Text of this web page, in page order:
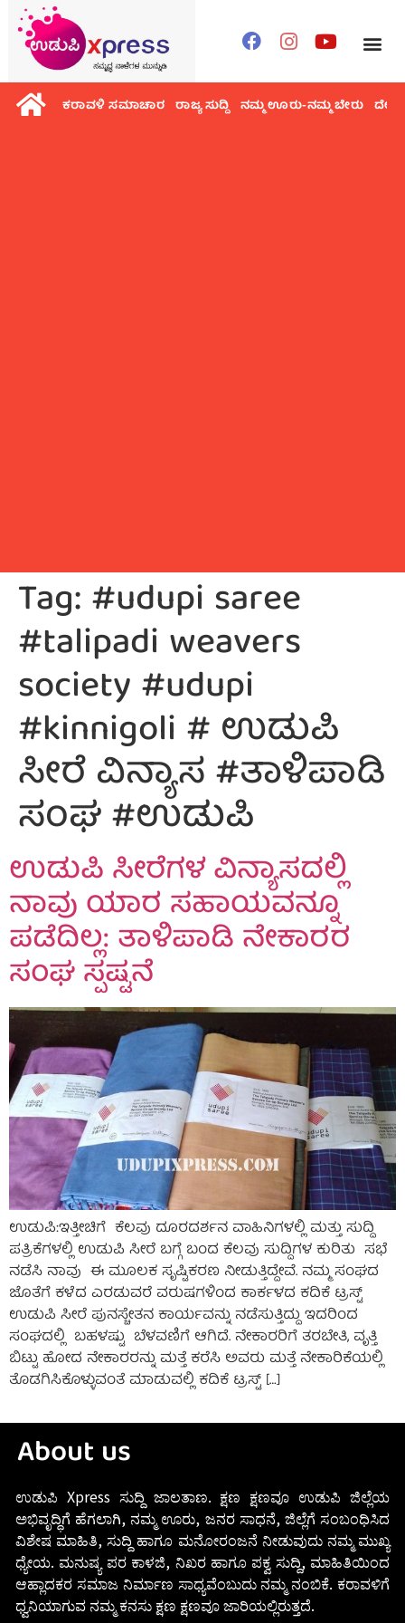
ಕರಾವಳಿ ಸಮಾಚಾರ ರಾಜ್ಯ ಸುದ್ದಿ ನಮ್ಮ ಊರು-ನಮ್ಮ ಬೇರು ದೇಶ
Tag:#udupi saree
#talipadi weavers
society #udupi
#kinnigoli # ಉಡುಪಿ
ಸೀರೆ ವಿನ್ಯಾಸ #ತಾಳಿಪಾಡಿ
ಸಂಘ #ಉಡುಪಿ
ಉಡುಪಿ ಸೀರೆಗಳ ವಿನ್ಯಾಸದಲ್ಲಿ
ನಾವು ಯಾರ ಸಹಾಯವನ್ನೂ
ಪಡೆದಿಲ್ಲ: ತಾಳಿಪಾಡಿ ನೇಕಾರರ
ಸಂಘ ಸ್ಪಷ್ಟನೆ
ಉಡುಪಿ:ಇತ್ತೀಚಿಗೆ ಕೆಲವು ದೂರದರ್ಶನ ವಾಹಿನಿಗಳಲ್ಲಿ ಮತ್ತು ಸುದ್ದಿ
ಪತ್ರಿಕೆಗಳಲ್ಲಿ ಉಡುಪಿ ಸೀರೆ ಬಗ್ಗೆ ಬಂದ ಕೆಲವು ಸುದ್ದಿಗಳ ಕುರಿತು ಸಭೆ
ನಡೆಸಿ ನಾವು ಈ ಮೂಲಕ ಸೃಷ್ಟಿಕರಣ ನೀಡುತ್ತಿದ್ದೇವೆ. ನಮ್ಮ ಸಂಘದ
ಜೊತೆಗೆ ಕಳೆದ ಎರಡುವರೆ ವರುಷಗಳಿಂದ ಕಾರ್ಕಳದ ಕದಿಕೆ ಟ್ರಸ್ಟ್
ಉಡುಪಿ ಸೀರೆ ಪುನಸ್ಚೇತನ ಕಾರ್ಯವನ್ನು ನಡೆಸುತ್ತಿದ್ದು ಇದರಿಂದ
ಸಂಘದಲ್ಲಿ ಬಹಳಷ್ಟು ಬೆಳವಣಿಗೆ ಆಗಿದೆ. ನೇಕಾರರಿಗೆ ತರಬೇತಿ, ವೃತ್ತಿ
ಬಿಟ್ಟು ಹೋದ ನೇಕಾರರನ್ನು ಮತ್ತೆ ಕರೆಸಿ ಅವರು ಮತ್ತೆ ನೇಕಾರಿಕೆಯಲ್ಲಿ
ತೊಡಗಿಸಿಕೊಳ್ಳುವಂತೆ ಮಾಡುವಲ್ಲಿ ಕದಿಕೆ ಟ್ರಸ್ಟ್ […]
About us
ಉಡುಪಿ Xpress ಸುದ್ದಿ ಜಾಲತಾಣ. ಕ್ಷಣ ಕ್ಷಣವೂ ಉಡುಪಿ ಜಿಲ್ಲೆಯ
ಅಭಿವೃದ್ಧಿಗೆ ಹೆಗಲಾಗಿ, ನಮ್ಮ ಊರು, ಜನರ ಸಾಧನೆ, ಜಿಲ್ಲೆಗೆ ಸಂಬಂಧಿಸಿದ
ವಿಶೇಷ ಮಾಹಿತಿ, ಸುದ್ದಿ ಹಾಗೂ ಮನೋರಂಜನೆ ನೀಡುವುದು ನಮ್ಮ ಮುಖ್ಯ
ಧ್ಯೇಯ. ಮನುಷ್ಯ ಪರ ಕಾಳಜಿ, ನಿಖರ ಹಾಗೂ ಪಕ್ವ ಸುದ್ದಿ, ಮಾಹಿತಿಯಿಂದ
ಆಹ್ಲಾದಕರ ಸಮಾಜ ನಿರ್ಮಾಣ ಸಾಧ್ಯವೆಂಬುದು ನಮ್ಮ ನಂಬಿಕೆ. ಕರಾವಳಿಗೆ
ಧ್ವನಿಯಾಗುವ ನಮ್ಮ ಕನಸು ಕ್ಷಣ ಕ್ಷಣವೂ ಜಾರಿಯಲ್ಲಿರುತ್ತದೆ.